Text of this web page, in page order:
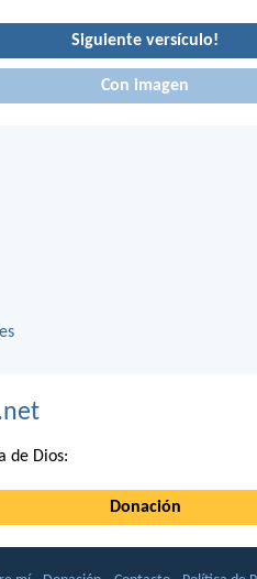
Siguiente versículo!
Con imagen
de Dios:
Donación